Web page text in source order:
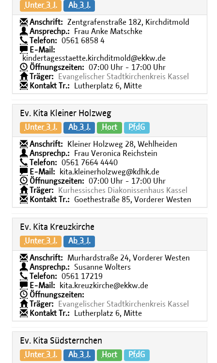
Unter 3 J. Ab 3 J.
Anschrift:
Zentgrafenstraße 182, Kirchditmold
Ansprechp.:
Frau Anke Matschke
Telefon:
0561 6858 4
E-Mail:
kindertagesstaette.kirchditmold@ekkw.de
Öffnungszeiten:
07:00 Uhr - 17:00 Uhr
Träger:
Evangelischer Stadtkirchenkreis Kassel
Kontakt Tr.:
Lutherplatz 6, Mitte
Ev. Kita Kleiner Holzweg
Unter 3 J. Ab 3 J. Hort PfdG
Anschrift:
Kleiner Holzweg 28, Wehlheiden
Ansprechp.:
Frau Veronica Reichstein
Telefon:
0561 7664 4440
E-Mail:
kita.kleinerholzweg@kdhk.de
Öffnungszeiten:
07:00 Uhr - 17:00 Uhr
Träger:
Kurhessisches Diakonissenhaus Kassel
Kontakt Tr.:
Goethestraße 85, Vorderer Westen
Ev. Kita Kreuzkirche
Unter 3 J. Ab 3 J.
Anschrift:
Murhardstraße 24, Vorderer Westen
Ansprechp.:
Susanne Wolters
Telefon:
0561 17219
E-Mail:
kita.kreuzkirche@ekkw.de
Öffnungszeiten:
Träger:
Evangelischer Stadtkirchenkreis Kassel
Kontakt Tr.:
Lutherplatz 6, Mitte
Ev. Kita Südsternchen
Unter 3 J. Ab 3 J. Hort PfdG